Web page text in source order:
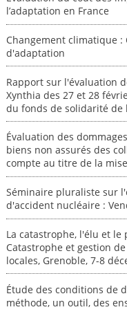
l’adaptation en France
Changement climatique :
d'adaptation
Rapport sur l'évaluation
Xynthia des 27 et 28
du fonds de solidarité de
Évaluation des
biens non assurés des
compte au titre de la
Séminaire pluraliste sur
d'accident nucléaire :
La catastrophe, l'élu et
Catastrophe et gestion
locales, Grenoble, 7-8
Étude des conditions de
méthode, un outil, des